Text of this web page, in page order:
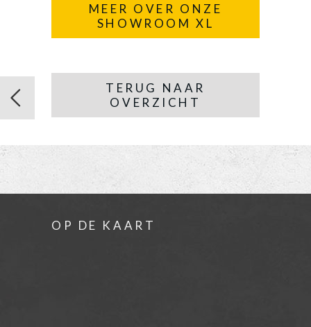
MEER OVER ONZE
SHOWROOM XL
TERUG NAAR
OVERZICHT
OP DE KAART